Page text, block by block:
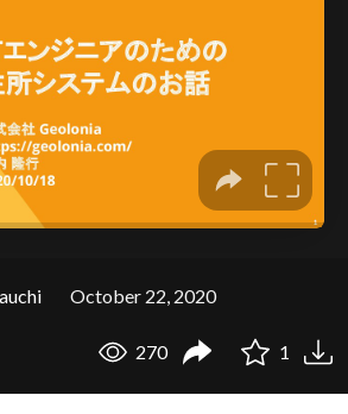
October 22, 2020
270 1